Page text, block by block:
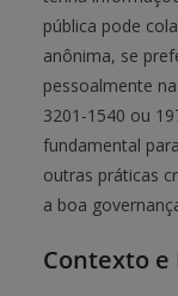
pública pode
anônima, se
pessoalmente
3201-1540 ou
fundamental
outras práticas
a boa
Contexto e